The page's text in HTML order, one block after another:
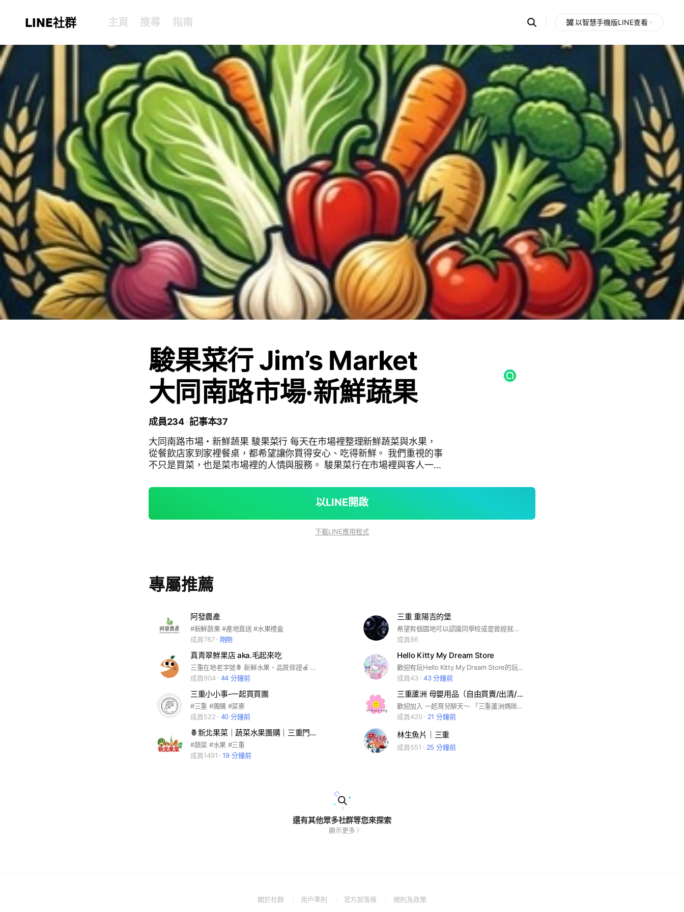
LINE社群 主頁 搜尋 指南 Search
OpenChats
messages
search
以智慧手機版LINE查看
駿果菜行 Jim’s Market
大同南路市場·新鮮蔬果
成員234 記事本37
大同南路市場・新鮮蔬果 駿果菜行 每天在市場裡整理新鮮蔬菜與水果，
從餐飲店家到家裡餐桌，都希望讓你買得安心、吃得新鮮。 我們重視的事
不只是買菜，也是菜市場裡的人情與服務。 駿果菜行在市場裡與客人一起
鮮到貨 依當日市場狀況整理蔬果，讓客人買到適合的食材。 品項多元 從
葉菜、瓜果、根莖到餐飲常用品項，協助日常採買。 熟客服務 固定需求
以LINE開啟
下載LINE應用程式
專屬推薦
阿發農產
#新鮮蔬果 #產地直送 #水果禮盒
成員787
剛剛
三重 重陽吉的堡
希望有個園地可以認識同學校或是曾經就讀過的家長 大家一起聊天 了解孩子狀況 彼此有個照應 同時有地緣關係的話 還可以一起團購 物品交換、傳承 甚至出遊唷 #吉的堡#幼兒園#三重
成員86
真青翠鮮果店 aka.毛起來吃
三重在地老字號🍍 新鮮水果、品質保證🍎 絕對給你最實惠的價格跟商品
成員904
44 分鐘前
Hello Kitty My Dream Store
歡迎有玩Hello Kitty My Dream Store的玩家加入討論❤️❤️❤️
成員43
43 分鐘前
三重小小事-一起買買團
#三重 #團購 #菜寮
成員522
40 分鐘前
三重蘆洲 母嬰用品（自由買賣/出清/恩典贈物）
歡迎加入 一起育兒聊天～ 「三重蘆洲媽咪」全新、二手商品 奶粉/尿布/婦幼母嬰用品（自由買賣/出清/恩典贈物） 📣劃重點‼️‼️ 為了避免大量圖及單一樣商品持續洗版，即日起「po文賣商品煩請放記事本，7天會下架，感謝配合」‼️‼️‼️ 🔺徵東西或贈送東西可以用串串 🔺售出煩請自行刪文 🔺版主看到不符合版規的會刪訊息 ，刪過還是持續洗版會踢人‼️ ⚠️本版僅可po嬰兒/兒童/婦嬰用品。其他禁止，煩請配合 ⚠️禁團購 、團賣 ⚠️買賣雙方煩請遵守約定，之間若有相關糾紛版主不處理唷 ⚠️雙方約定了不取貨可告知版主，直接退群 ⚠️煩請自我評估商品 ，以及若有面交自我的安全 ，本群一概不負責‼️ #幼稚園 #托嬰 #保母 #育兒 #親子 #全職媽媽 #三蘆 #蘆洲 #三重 #自由買賣 #全新二手商品
成員420
21 分鐘前
🍍新北果菜｜蔬菜水果團購｜三重門市🥬
#蔬菜 #水果 #三重
成員1491
19 分鐘前
林生魚片｜三重
成員551 25 分鐘前
還有其他眾多社群等您來探索
顯示更多
關於社群
(Open用戶準則
(Open官方部落格
(Open規則及政策(Open